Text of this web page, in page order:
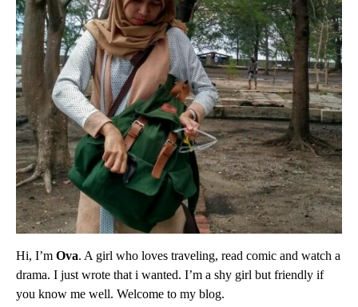
Hi, I’m Ova. A girl who loves traveling, read comic and watch a
drama. I just wrote that i wanted. I’m a shy girl but friendly if
you know me well. Welcome to my blog.